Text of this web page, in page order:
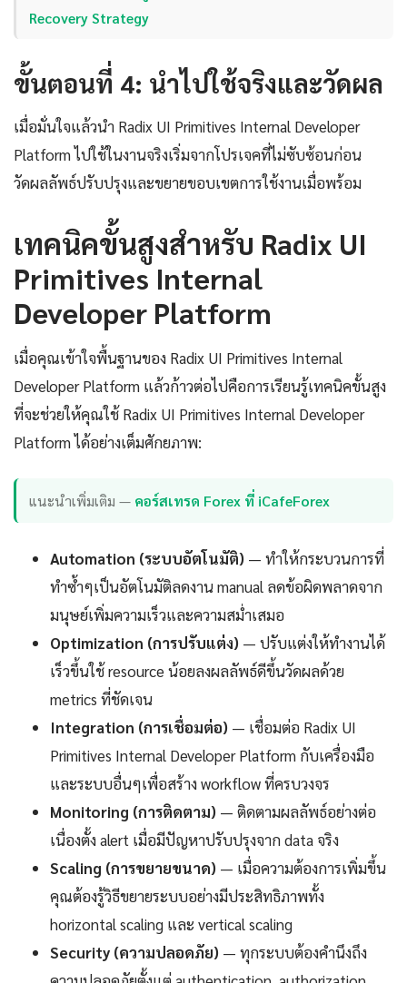
Recovery Strategy
ขั้นตอนที่ 4: นำไปใช้จริงและวัดผล
เมื่อมั่นใจแล้วนำ Radix UI Primitives Internal Developer
Platform ไปใช้ในงานจริงเริ่มจากโปรเจคที่ไม่ซับซ้อนก่อน
วัดผลลัพธ์ปรับปรุงและขยายขอบเขตการใช้งานเมื่อพร้อม
เทคนิคขั้นสูงสำหรับ Radix UI
Primitives Internal
Developer Platform
เมื่อคุณเข้าใจพื้นฐานของ Radix UI Primitives Internal
Developer Platform แล้วก้าวต่อไปคือการเรียนรู้เทคนิคขั้นสูง
ที่จะช่วยให้คุณใช้ Radix UI Primitives Internal Developer
Platform ได้อย่างเต็มศักยภาพ:
แนะนำเพิ่มเติม — คอร์สเทรด Forex ที่ iCafeForex
Automation (ระบบอัตโนมัติ) — ทำให้กระบวนการที่
ทำซ้ำๆเป็นอัตโนมัติลดงาน manual ลดข้อผิดพลาดจาก
มนุษย์เพิ่มความเร็วและความสม่ำเสมอ
Optimization (การปรับแต่ง) — ปรับแต่งให้ทำงานได้
เร็วขึ้นใช้ resource น้อยลงผลลัพธ์ดีขึ้นวัดผลด้วย
metrics ที่ชัดเจน
Integration (การเชื่อมต่อ) — เชื่อมต่อ Radix UI
Primitives Internal Developer Platform กับเครื่องมือ
และระบบอื่นๆเพื่อสร้าง workflow ที่ครบวงจร
Monitoring (การติดตาม) — ติดตามผลลัพธ์อย่างต่อ
เนื่องตั้ง alert เมื่อมีปัญหาปรับปรุงจาก data จริง
Scaling (การขยายขนาด) — เมื่อความต้องการเพิ่มขึ้น
คุณต้องรู้วิธีขยายระบบอย่างมีประสิทธิภาพทั้ง
horizontal scaling และ vertical scaling
Security (ความปลอดภัย) — ทุกระบบต้องคำนึงถึง